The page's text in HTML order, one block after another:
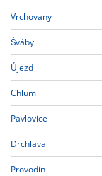
Vrchovany
Šváby
Újezd
Chlum
Pavlovice
Drchlava
Provodín